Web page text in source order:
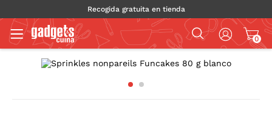
Recogida gratuita en tienda
0